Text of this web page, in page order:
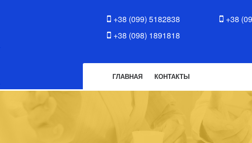
+38 (099) 5182838
+38 (098) 1891818
+38
ГЛАВНАЯ КОНТАКТЫ